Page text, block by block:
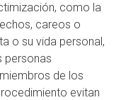
como la
careos o
o su vida personal,
personas
de los
evitan